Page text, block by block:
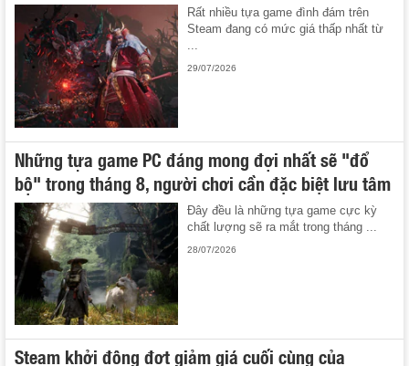
Rất nhiều tựa game đình đám trên
Steam đang có mức giá thấp nhất từ
...
29/07/2026
Những tựa game PC đáng mong đợi nhất sẽ "đổ
bộ" trong tháng 8, người chơi cần đặc biệt lưu tâm
Đây đều là những tựa game cực kỳ
chất lượng sẽ ra mắt trong tháng ...
28/07/2026
Steam khởi động đợt giảm giá cuối cùng của